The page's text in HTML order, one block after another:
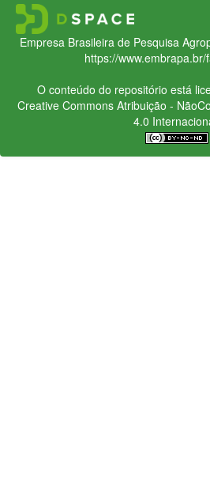
Empresa Brasileira de Pesquisa
https://www.embrapa.br/
O conteúdo do repositório está
Creative CommonsAtribuição -
4.0